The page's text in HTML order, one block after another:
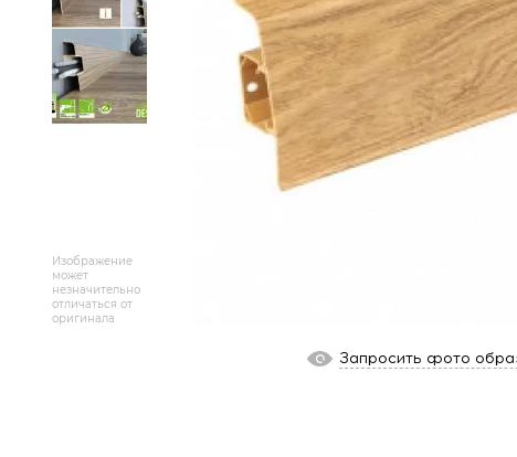
Террасная доска
Аксессуары для укладки
Настенные покрытия
Отопительное оборудование
Новинки
Изображение
может
незначительно
отличаться от
оригинала
Запросить фото